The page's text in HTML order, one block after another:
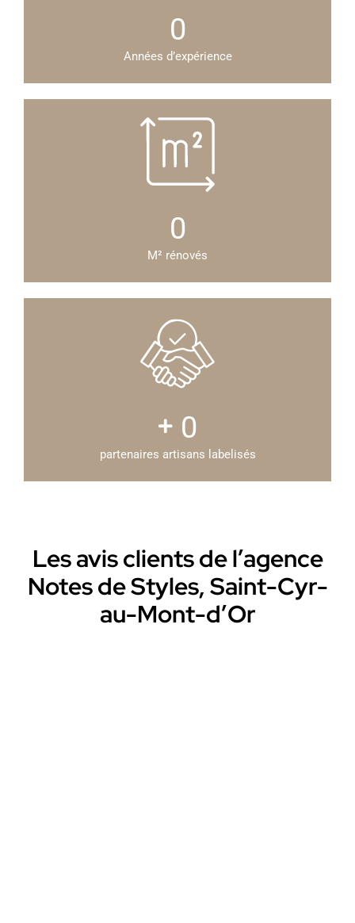
0
Années d’expérience
0
M² rénovés
0
partenaires artisans labelisés
Les avis clients de l’agence
Notes de Styles, Saint-Cyr-
au-Mont-d’Or